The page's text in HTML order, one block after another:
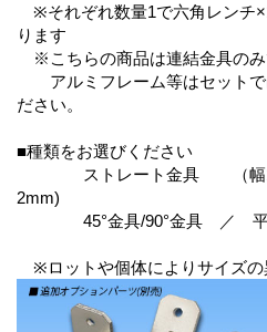
※それぞれ数量1で六角レンチ
ります
※こちらの商品は連結金具のみ
アルミフレーム等はセットで
ださい。
■種類をお選びください
ストレート金具 （幅
2mm)
45°金具/90°金具 ／ 平面
※ロットや個体によりサイズの